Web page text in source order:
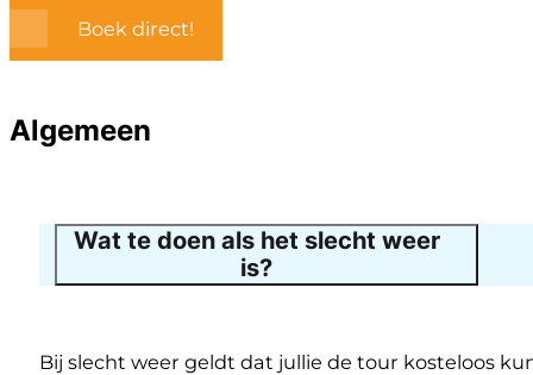
Boek direct!
Algemeen
Wat te doen als het slecht weer
is?
Bij slecht weer geldt dat jullie de tour kosteloos